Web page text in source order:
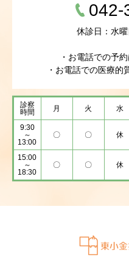
042-
休診日：水
・お電話での予
・お電話での医療的
診察
時間
月 火 水
9:30
～
13:00
〇 〇 休
15:00
～
18:30
〇 〇 休